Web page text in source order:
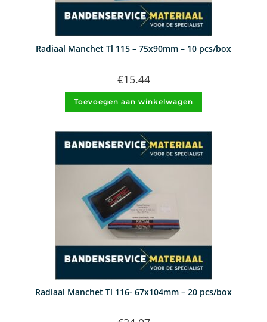
Radiaal Manchet Tl 115 – 75x90mm – 10 pcs/box
€15.44
Toevoegen aan winkelwagen
Radiaal Manchet Tl 116- 67x104mm – 20 pcs/box